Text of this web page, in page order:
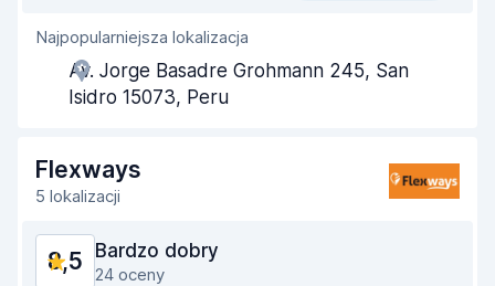
Pomocność przedstawiciela
Szybkość odbioru
Czystość samochodu 8,9
Stan samochodu
Najpopularniejsza lokalizacja
Av. Jorge Basadre Grohmann 245, San
Isidro 15073, Peru
Flexways
5 lokalizacji
8,5 Bardzo dobry
24 oceny